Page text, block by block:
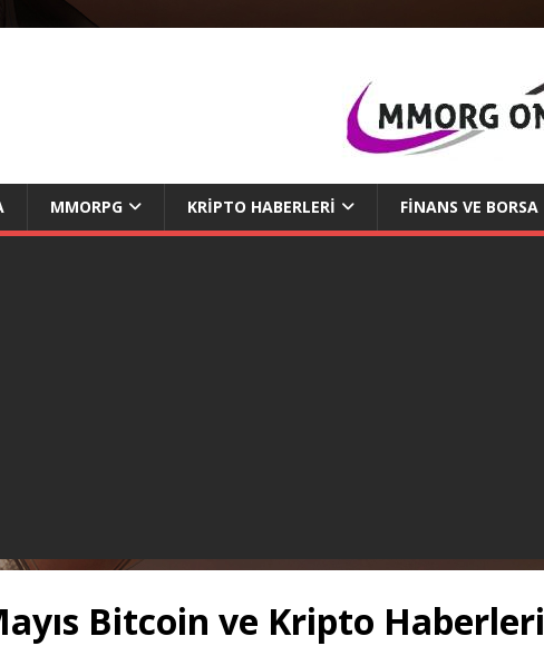
MMORPG KRIPTO HABERLERI FINANS VE BORSA
Bitcoin ve Kripto Haberleri